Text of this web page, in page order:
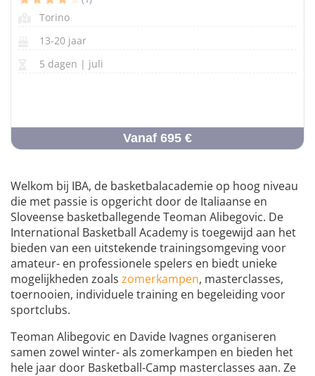
Torino
13-20 jaar
5 dagen | juli
Vanaf 695 €
Welkom bij IBA, de basketbalacademie op hoog niveau
die met passie is opgericht door de Italiaanse en
Sloveense basketballegende Teoman Alibegovic. De
International Basketball Academy is toegewijd aan het
bieden van een uitstekende trainingsomgeving voor
amateur- en professionele spelers en biedt unieke
mogelijkheden zoals zomerkampen, masterclasses,
toernooien, individuele training en begeleiding voor
sportclubs.
Teoman Alibegovic en Davide Ivagnes organiseren
samen zowel winter- als zomerkampen en bieden het
hele jaar door Basketball-Camp masterclasses aan. Ze